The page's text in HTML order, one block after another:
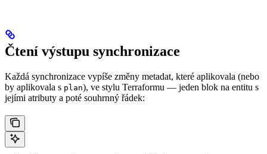
Čtení výstupu synchronizace
Každá synchronizace vypíše změny metadat, které aplikovala (nebo
by aplikovala s plan), ve stylu Terraformu — jeden blok na entitu s
jejími atributy a poté souhrnný řádek: